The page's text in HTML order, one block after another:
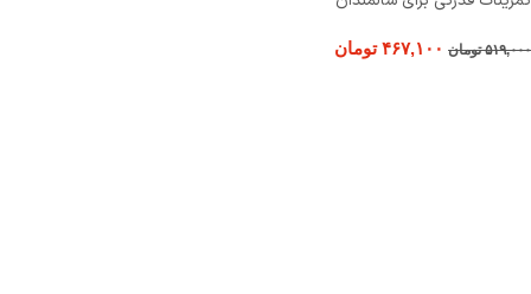
۵۱۹,۰۰۰ تومان ۴۶۷,۱۰۰ تومان